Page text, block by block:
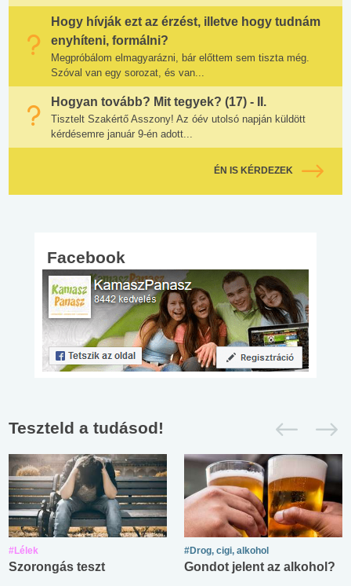
Hogy hívják ezt az érzést, illetve hogy tudnám
enyhíteni, formálni?
Megpróbálom elmagyarázni, bár előttem sem tiszta még.
Szóval van egy sorozat, és van...
Hogyan tovább? Mit tegyek? (17) - II.
Tisztelt Szakértő Asszony! Az óév utolsó napján küldött
kérdésemre január 9-én adott...
ÉN IS KÉRDEZEK
Facebook
Teszteld a tudásod!
#Lélek
Szorongás teszt
#Drog, cigi, alkohol
Gondot jelent az alkohol?